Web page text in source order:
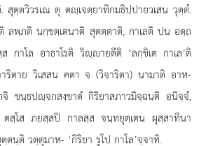
สุตฺตวิวรเณ ตุ ตฺเจตฺยาทิกมธิปฺปายวเสน วุตฺตํ.
ลพฺภติ นกฺขตฺเตนาติ สุตตฺตาติ, กาเลติ ปน อตฺถ
กาโล อาธาโรติ วิฺายตีติ ‘ลกฺขิเต กาเล’ติ
ริตาย วิเสสน คตา จ (วิจาริตา) นามาติ อาห-
จิ ขนฺธปฺจกสงฺขาตํ กิริยาสภาวมิจฺฉนฺติ อนิจฺจํ,
สฺโส ภยสฺสปิ กาลสฺส จนฺทยุตฺเตน ผุสฺสาทินา
นฺติ วตฺตุมาห- ‘กิริยา รูโป กาโล’จฺจาทิ.